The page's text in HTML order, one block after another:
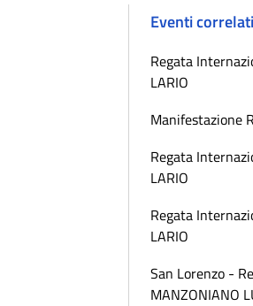
Eventi correlati
Regata
LARIO
Manifestazione
Regata
LARIO
Regata
LARIO
San Lorenzo -
MANZONIANO